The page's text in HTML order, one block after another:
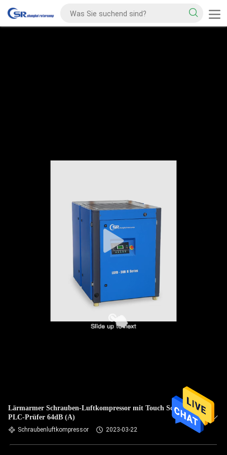
Lärmarmer Schrauben-Luftkompressor mit Touch Screen
PLC-Prüfer 64dB (A)
Schraubenluftkompressor 2023-03-22